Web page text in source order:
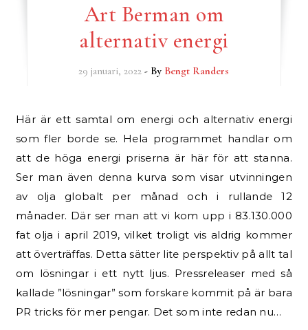
Art Berman om
alternativ energi
29 januari, 2022 - By Bengt Randers
Här är ett samtal om energi och alternativ energi
som fler borde se. Hela programmet handlar om
att de höga energi priserna är här för att stanna.
Ser man även denna kurva som visar utvinningen
av olja globalt per månad och i rullande 12
månader. Där ser man att vi kom upp i 83.130.000
fat olja i april 2019, vilket troligt vis aldrig kommer
att överträffas. Detta sätter lite perspektiv på allt tal
om lösningar i ett nytt ljus. Pressreleaser med så
kallade ”lösningar” som forskare kommit på är bara
PR tricks för mer pengar. Det som inte redan nu…